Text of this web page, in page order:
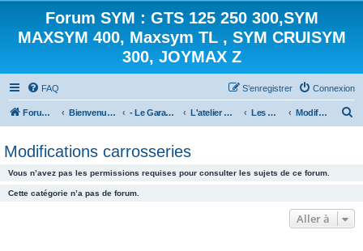
Forum SYM : GTS 125 250 300,SYM
MAXSYM 400, Maxsym TL , SYM CRUISYM
300, JOYMAX Z
FAQ Connexion
S’enregistrer
Forum des scooters SYM - GTS -MAXSYM - CRUISYM - JOYMAX - Maxsym TL Bienvenue sur le forum des scooters de la gamme SYM - Le Garage - L'atelier mécanique Les modifications Modifications carrosseries
r
c
Modifications carrosseries
Vous n’avez pas les permissions requises pour consulter les sujets de ce forum.
Cette catégorie n’a pas de forum.
Aller à